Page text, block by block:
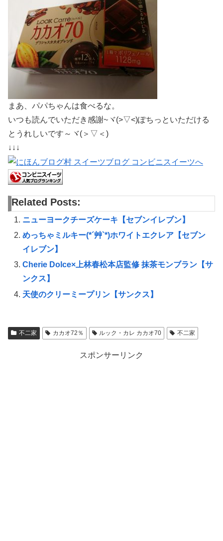
まあ、パパちゃんは食べるな。
いつも読んでいただき感謝~ヾ(>▽<)ぽちっといただける
とうれしいです～ヾ(＞▽＜)
↓↓↓
Related Posts:
ニューヨークチーズケーキ【セブンイレブン】
めっちゃミルキー(*´艸`*)ホワイトエクレア【セブン
イレブン】
Cherie Dolce×上林春松本店監修 抹茶モンブラン【サ
ンクス】
天使のクリーミープリン【サンクス】
不二家 カカオ72％ ルック・カレ カカオ70 不二家
スポンサーリンク